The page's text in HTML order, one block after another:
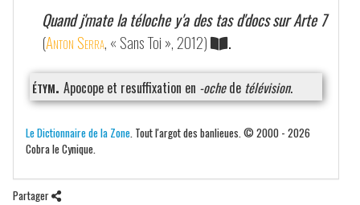
Quand j'mate la téloche y'a des tas d'docs sur Arte 7
(Anton Serra, « Sans Toi », 2012)
.
étym. Apocope et resuffixation en -ochede télévision.
Le Dictionnaire de la Zone . Tout l'argot des banlieues. © 2000 - 2026
Cobra le Cynique.
Partager